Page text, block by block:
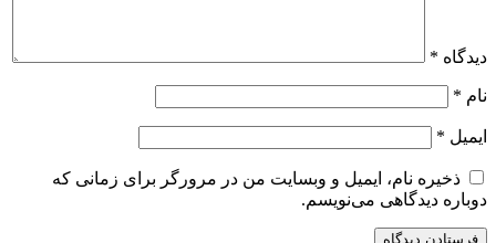
دیدگاه *
نام *
ایمیل *
ذخیره نام، ایمیل و وبسایت من در مرورگر برای زمانی که
دوباره دیدگاهی می‌نویسم.